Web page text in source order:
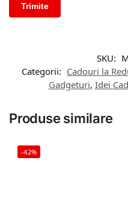
SKU:
Categorii: Cadouri la
Gadgeturi, Idei
Produse similare
-42%